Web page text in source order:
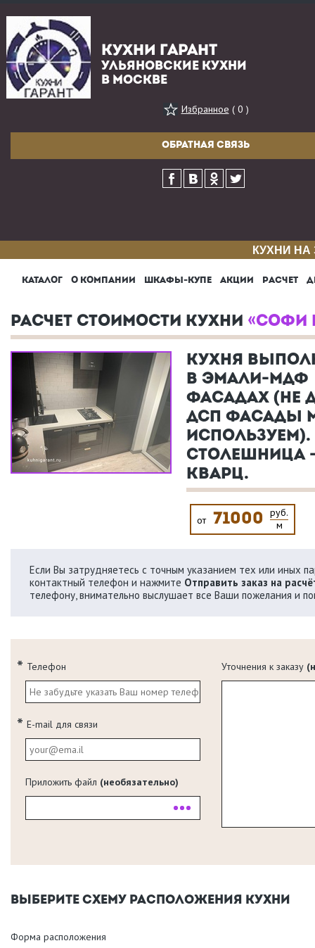
КУХНИ ГАРАНТ
УЛЬЯНОВСКИЕ КУХНИ
В МОСКВЕ
Избранное ( 0 )
ОБРАТНАЯ СВЯЗЬ
КУХНИ
КАТАЛОГ О КОМПАНИИ ШКАФЫ-КУПЕ АКЦИИ РАСЧЕТ
РАСЧЕТ СТОИМОСТИ КУХНИ «СОФИ
КУХНЯ
В ЭМАЛИ-МДФ
ФАСАДАХ (НЕ
ДСП ФАСАДЫ
ИСПОЛЬЗУЕМ).
СТОЛЕШНИЦА
КВАРЦ.
от 71000
руб.
м
Если Вы затрудняетесь с точным указанием тех или иных
контактный телефон и нажмите Отправить заказ на
телефону, внимательно выслушает все Ваши пожелания и
Телефон
E-mail для связи
Приложить файл (необязательно)
Уточнения к заказу
ВЫБЕРИТЕ СХЕМУ РАСПОЛОЖЕНИЯ КУХНИ
Форма расположения